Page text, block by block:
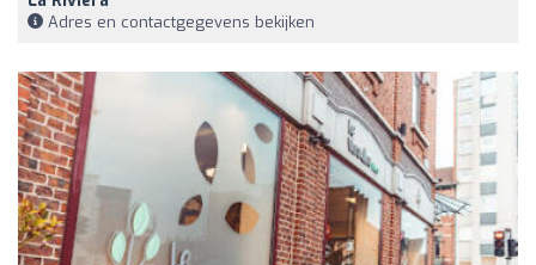
Adres en contactgegevens bekijken